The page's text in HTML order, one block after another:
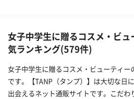
女子中学生に贈るコスメ・ビ
気ランキング(579件)
女子中学生に贈るコスメ・ビューティ
です。【TANP（タンプ）】は大切な日
出会えるネット通販サイトです。こだわ